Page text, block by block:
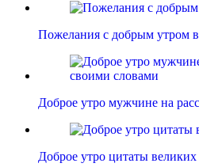
Пожелания с добрым утром в
Доброе утро мужчине на
Доброе утро цитаты